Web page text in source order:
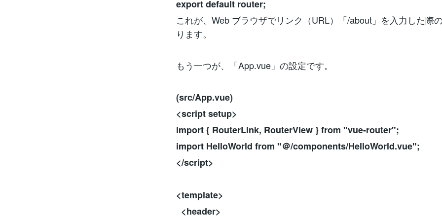
export default router;
これが、Web ブラウザでリンク（URL）「/about」を入力した際
ります。
もう一つが、「App.vue」の設定です。
(src/App.vue)
<script setup>
import { RouterLink, RouterView } from "vue-router";
import HelloWorld from "＠/components/HelloWorld.vue";
</script>
<template>
<header>